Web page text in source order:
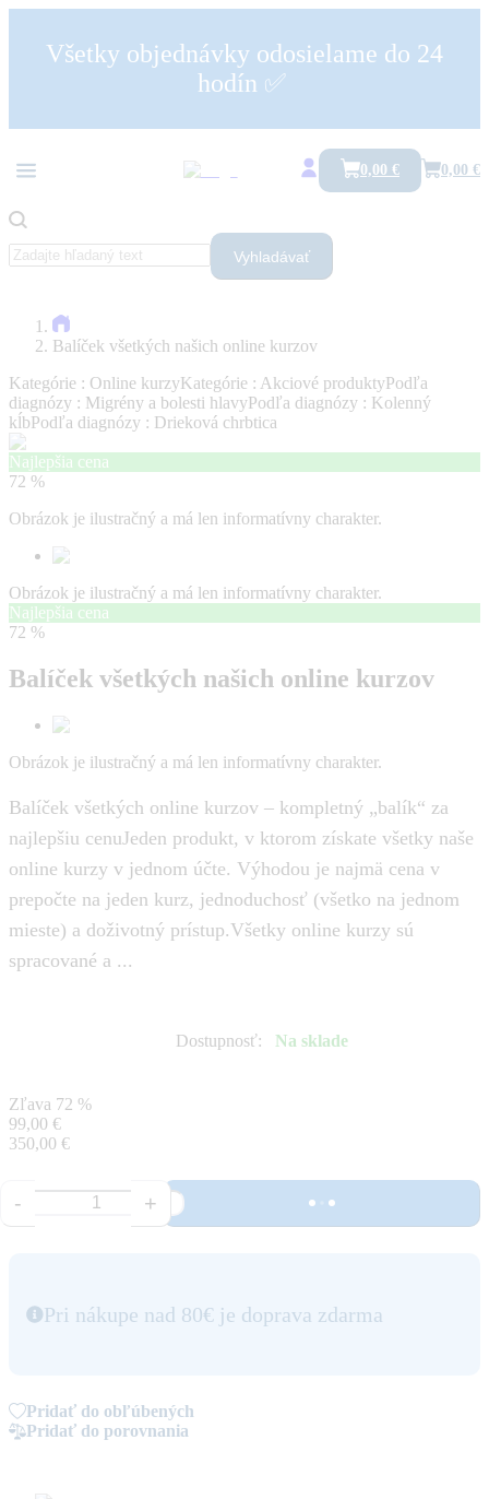
Všetky objednávky odosielame do 24
hodín ✅
Vyhladávať
0,00 € 0,00 €
Balíček všetkých našich online kurzov
Kategórie : Online kurzyKategórie : Akciové produktyPodľa
diagnózy : Migrény a bolesti hlavyPodľa diagnózy : Kolenný
kĺbPodľa diagnózy : Drieková chrbtica
Najlepšia cena
72 %
Obrázok je ilustračný a má len informatívny charakter.
Obrázok je ilustračný a má len informatívny charakter.
Najlepšia cena
72 %
Balíček všetkých našich online kurzov
Obrázok je ilustračný a má len informatívny charakter.
Balíček všetkých online kurzov – kompletný „balík“ za
najlepšiu cenuJeden produkt, v ktorom získate všetky naše
online kurzy v jednom účte. Výhodou je najmä cena v
prepočte na jeden kurz, jednoduchosť (všetko na jednom
mieste) a doživotný prístup.Všetky online kurzy sú
spracované a ...
Dostupnosť: Na sklade
Zľava 72 %
99,00 €
350,00 €
- +
Pri nákupe nad 80€ je doprava zdarma
Pridať do obľúbených
Pridať do porovnania